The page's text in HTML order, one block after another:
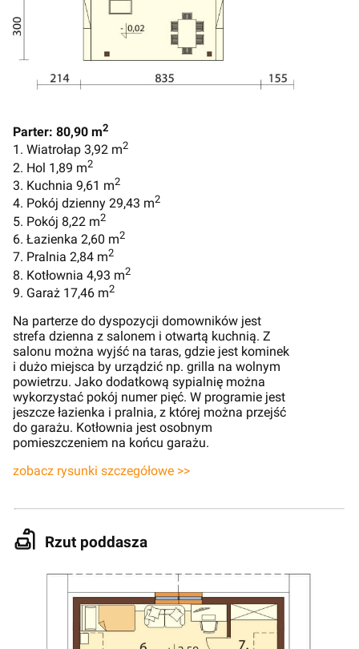
Parter: 80,90 m2
1. Wiatrołap 3,92 m2
2. Hol 1,89 m2
3. Kuchnia 9,61 m2
4. Pokój dzienny 29,43 m2
5. Pokój 8,22 m2
6. Łazienka 2,60 m2
7. Pralnia 2,84 m2
8. Kotłownia 4,93 m2
9. Garaż 17,46 m2
Na parterze do dyspozycji domowników jest
strefa dzienna z salonem i otwartą kuchnią. Z
salonu można wyjść na taras, gdzie jest kominek
i dużo miejsca by urządzić np. grilla na wolnym
powietrzu. Jako dodatkową sypialnię można
wykorzystać pokój numer pięć. W programie jest
jeszcze łazienka i pralnia, z której można przejść
do garażu. Kotłownia jest osobnym
pomieszczeniem na końcu garażu.
zobacz rysunki szczegółowe >>
Rzut poddasza